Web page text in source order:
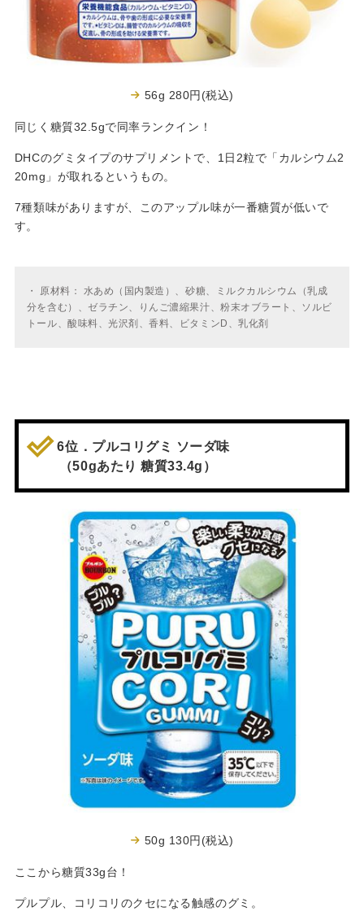
56g 280円(税込)
同じく糖質32.5gで同率ランクイン！
DHCのグミタイプのサプリメントで、1日2粒で「カルシウム2
20mg」が取れるというもの。
7種類味がありますが、このアップル味が一番糖質が低いで
す。
・
原材料： 水あめ（国内製造）、砂糖、ミルクカルシウム（乳成
分を含む）、ゼラチン、りんご濃縮果汁、粉末オブラート、ソルビ
トール、酸味料、光沢剤、香料、ビタミンD、乳化剤
6位．プルコリグミ ソーダ味
（50gあたり 糖質33.4g）
50g 130円(税込)
ここから糖質33g台！
プルプル、コリコリのクセになる触感のグミ。